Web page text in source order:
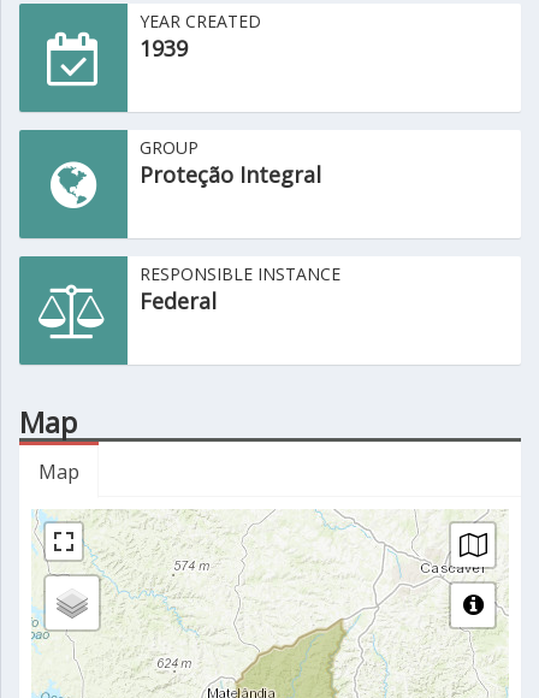
YEAR CREATED
1939
GROUP
Proteção Integral
RESPONSIBLE INSTANCE
Federal
Map
Map